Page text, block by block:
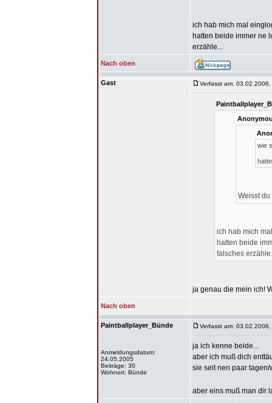
ich hab mich mal
hatten beide immer ne
erzähle...
Nach oben
Gast Verfasst am:
wie
Weisst
ich hab mich
hatten beide
falsches
ja genau die mein ich!
Nach oben
Paintballplayer_Bünde
Anmeldungsdatum:
24.05.2005
Beiträge: 30
Wohnort: Bünde
Verfasst am:
ja ich kenne beide...
aber ich muß dich
sie seit nen paar
aber eins muß man dir